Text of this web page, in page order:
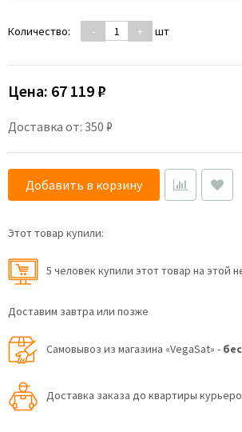
Количество: - + шт
Цена: 67 119 ₽
Доставка от: 350 ₽
Добавить в корзину
Этот товар купили:
5 человек купили этот товар на этой
Доставим завтра или позже
Самовывоз из магазина «VegaSat» -
Доставка заказа до квартиры